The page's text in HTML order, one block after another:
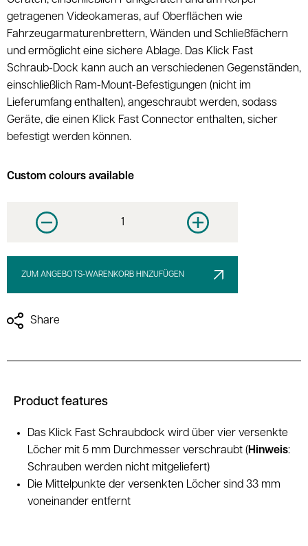
getragenen Videokameras, auf Oberflächen wie
Fahrzeugarmaturenbrettern, Wänden und Schließfächern
und ermöglicht eine sichere Ablage. Das Klick Fast
Schraub-Dock kann auch an verschiedenen Gegenständen,
einschließlich Ram-Mount-Befestigungen (nicht im
Lieferumfang enthalten), angeschraubt werden, sodass
Geräte, die einen Klick Fast Connector enthalten, sicher
befestigt werden können.
Custom colours available
Decrease quantity Increase quantity
ZUM ANGEBOTS-WARENKORB HINZUFÜGEN
Share
Product features
Das Klick Fast Schraubdock wird über vier versenkte
Löcher mit 5 mm Durchmesser verschraubt (Hinweis:
Schrauben werden nicht mitgeliefert)
Die Mittelpunkte der versenkten Löcher sind 33 mm
voneinander entfernt